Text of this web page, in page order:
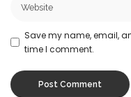
Save my name, email,
time I comment.